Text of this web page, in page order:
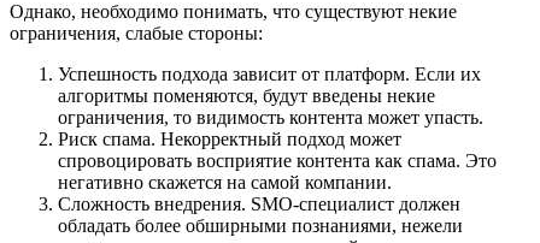
Однако, необходимо понимать, что существуют некие
ограничения, слабые стороны:
Успешность подхода зависит от платформ. Если их
алгоритмы поменяются, будут введены некие
ограничения, то видимость контента может упасть.
Риск спама. Некорректный подход может
спровоцировать восприятие контента как спама. Это
негативно скажется на самой компании.
Сложность внедрения. SMO-специалист должен
обладать более обширными познаниями, нежели